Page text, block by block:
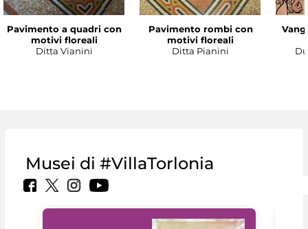
Pavimento a quadri con
motivi floreali
Ditta Vianini
Pavimento rombi con
motivi floreali
Ditta Pianini
Musei di #VillaTorlonia